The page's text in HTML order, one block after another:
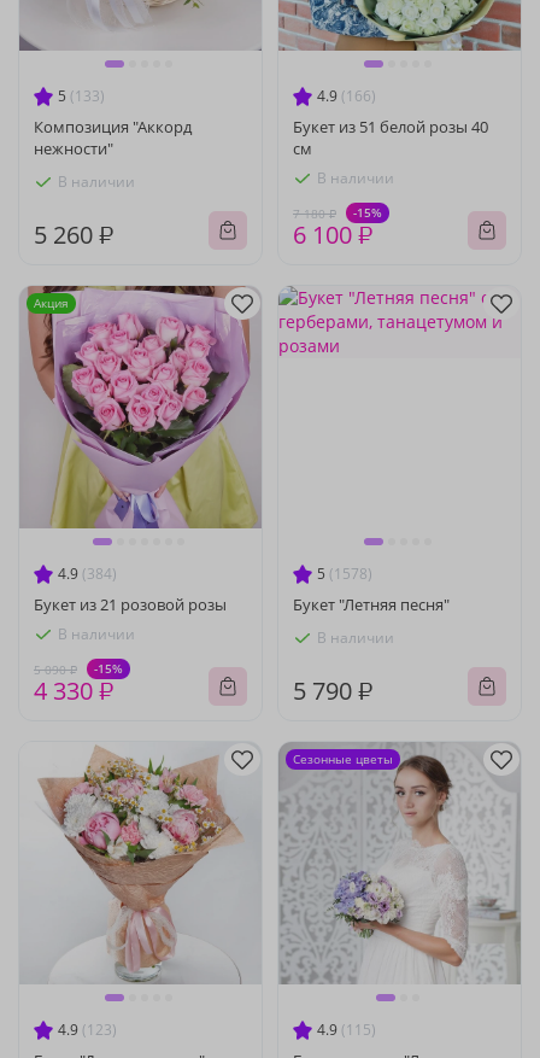
5 (133)
Композиция "Аккорд
нежности"
В наличии
5 260 ₽
4.9 (166)
Букет из 51 белой розы 40
см
В наличии
7 180 ₽ -15%
6 100 ₽
4.9 (384)
Букет из 21 розовой розы
В наличии
5 090 ₽ -15%
4 330 ₽
Акция
5 (1578)
Букет "Летняя песня"
В наличии
5 790 ₽
4.9 (123) 4.9 (115)
Сезонные цветы